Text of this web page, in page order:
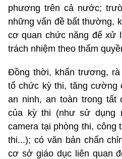
phương trên cả nước;
những vấn đề bất thường,
cơ quan chức năng để xử
trách nhiệm theo thẩm
Đồng thời, khẩn trương,
tổ chức kỳ thi, tăng cường
an ninh, an toàn trong tất
của kỳ thi (như sử dụng
camera tại phòng thi, công
thi...); có văn bản chấn
cơ sở giáo dục liên quan